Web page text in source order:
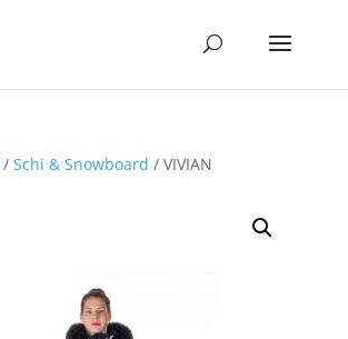
/ Schi & Snowboard / VIVIAN